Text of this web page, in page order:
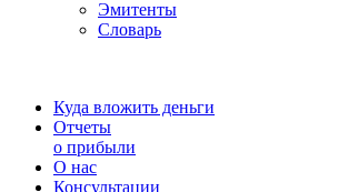
Эмитенты
Словарь
Куда вложить деньги
Отчеты
о прибыли
О нас
Консультации